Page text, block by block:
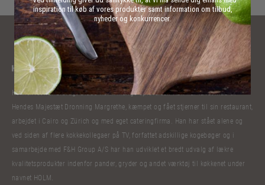
Kokkelivet har bibragt Claus Holm mange oplevelser. Han har lavet mad til
Hendes Majestæt Dronning Margrethe, kæmpet og fået stjerner til sin restaurant,
arbejdet i Cairo og Zürich og med eget cateringfirma. Han har stået alene og
ved siden af flere kokkekollegaer på TV, forfattet adskillige kogebøger og i
samarbejde med F&H Group A/S har han udviklet et bredt udvalg af lækre
kvalitetsprodukter indenfor pander, gryder og andet værktøj til køkkenet under
navnet HOLM.
inspiration til køb af vores produkter samt information om tilbud,
nyheder og konkurrencer.